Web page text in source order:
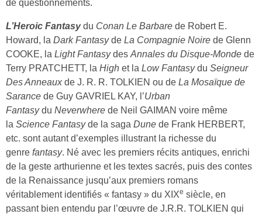
de questionnements.
L’Heroic Fantasy du Conan Le Barbare de Robert E.
Howard, la Dark Fantasyde La Compagnie Noire de Glenn
COOKE, la Light Fantasydes Annales du Disque-Monde de
Terry PRATCHETT, la High et la Low Fantasydu Seigneur
Des Anneauxde J. R. R. TOLKIEN ou de La Mosaïque de
Sarance de Guy GAVRIEL KAY, l’Urban
Fantasydu Neverwhere de Neil GAIMAN voire même
la Science Fantasyde la saga Dune de Frank HERBERT,
etc. sont autant d’exemples illustrant la richesse du
genre fantasy. Né avec les premiers récits antiques, enrichi
de la geste arthurienne et les textes sacrés, puis des contes
de la Renaissance jusqu’aux premiers romans
véritablement identifiés « fantasy » du XIXe siècle, en
passant bien entendu par l’œuvre de J.R.R. TOLKIEN qui